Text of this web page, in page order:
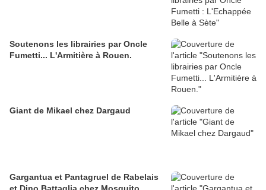
Soutenons les librairies par Oncle
Fumetti... L'Armitière à Rouen.
Giant de Mikael chez Dargaud
Gargantua et Pantagruel de Rabelais